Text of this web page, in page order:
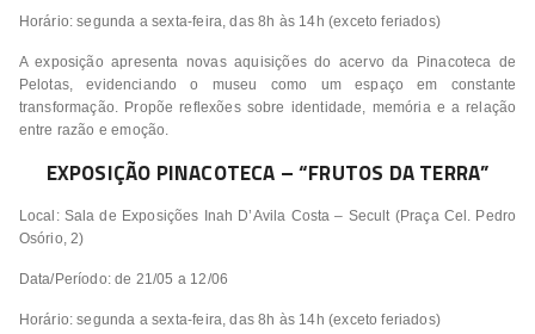
Horário: segunda a sexta-feira, das 8h às 14h (exceto feriados)
A exposição apresenta novas aquisições do acervo da Pinacoteca de
Pelotas, evidenciando o museu como um espaço em constante
transformação. Propõe reflexões sobre identidade, memória e a relação
entre razão e emoção.
EXPOSIÇÃO PINACOTECA – “FRUTOS DA TERRA”
Local: Sala de Exposições Inah D’Avila Costa – Secult (Praça Cel. Pedro
Osório, 2)
Data/Período: de 21/05 a 12/06
Horário: segunda a sexta-feira, das 8h às 14h (exceto feriados)